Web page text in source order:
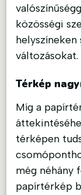
közösségi
változásokat.
Térkép
Míg a
térképen
még néhány
papírtérkép